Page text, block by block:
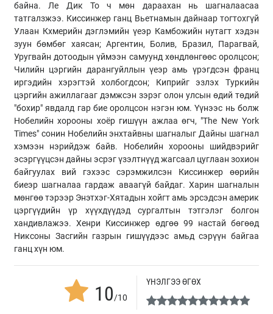
байна. Ле Дик То ч мөн дараахан нь шагналаасаа
татгалзжээ. Киссинжер ганц Вьетнамын дайнаар тогтохгүй
Улаан Кхмерийн дэглэмийн үеэр Камбожийн нутагт хэдэн
зуун бөмбөг хаясан; Аргентин, Болив, Бразил, Парагвай,
Уругвайн дотоодын үймээн самуунд хөндлөнгөөс оролцсон;
Чилийн цэргийн дарангуйллын үеэр амь үрэгдсэн франц
иргэдийн хэрэгтэй холбогдсон; Киприйг эзлэх Туркийн
цэргийн ажиллагааг дэмжсэн зэрэг олон улсын өдий төдий
"бохир" явдалд гар бие оролцсон нэгэн юм. Үүнээс нь болж
Нобелийн хорооны хоёр гишүүн ажлаа өгч, "The New York
Times" сонин Нобелийн энхтайвны шагналыг Дайны шагнал
хэмээн нэрийдэж байв. Нобелийн хорооны шийдвэрийг
эсэргүүцсэн дайны эсрэг үзэлтнүүд жагсаал цуглаан зохион
байгуулах вий гэхээс сэрэмжилсэн Киссинжер өөрийн
биеэр шагналаа гардаж аваагүй байдаг. Харин шагналын
мөнгөө тэрээр Энэтхэг-Хятадын хойгт амь эрсэдсэн америк
цэргүүдийн үр хүүхдүүдэд сургалтын тэтгэлэг болгон
хандивлажээ. Хенри Киссинжер өдгөө 99 настай бөгөөд
Никсоны Засгийн газрын гишүүдээс амьд сэрүүн байгаа
ганц хүн юм.
10/10
ҮНЭЛГЭЭ ӨГӨХ